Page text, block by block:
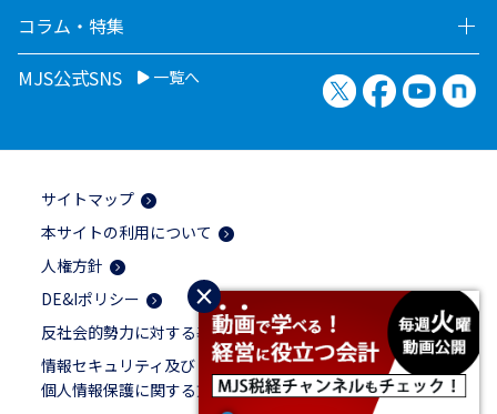
×
コラム・特集
MJS公式SNS
一覧へ X（旧Twitter）
Facebook
サイトマップ
本サイトの利用について
人権方針
DE&Iポリシー
反社会的勢力に対する基本方針
情報セキュリティ及び
個人情報保護に関する方針